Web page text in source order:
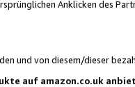
Anklicken des
und von diesem/dieser
auf amazon.co.uk